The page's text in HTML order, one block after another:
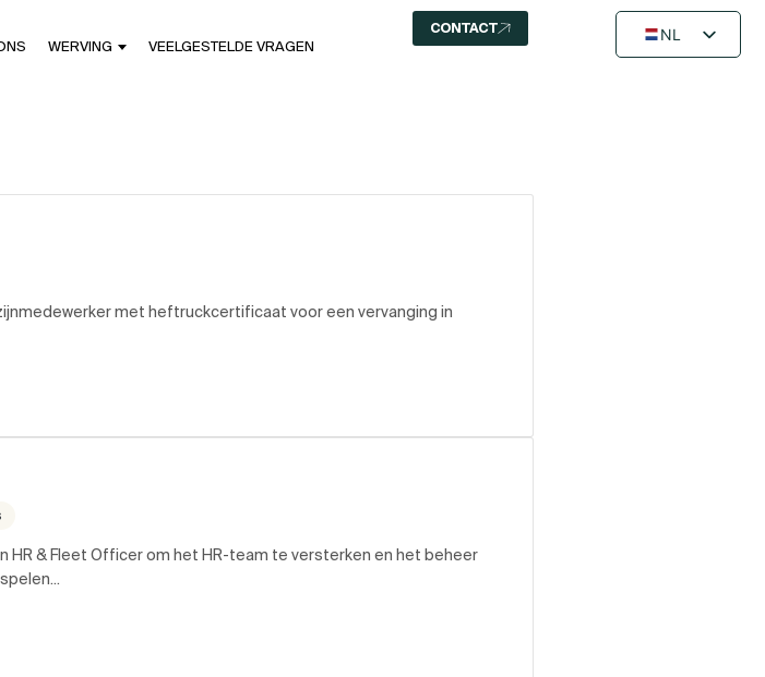
WERVING VEELGESTELDE VRAGEN
CONTACT
NL
met heftruckcertificaat voor een vervanging in
HR & Fleet Officer om het HR-team te versterken en het beheer